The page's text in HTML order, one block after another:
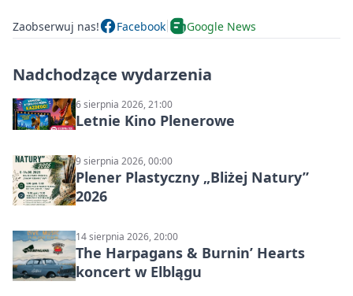
Zaobserwuj nas! Facebook Google News
Nadchodzące wydarzenia
6 sierpnia 2026, 21:00
Letnie Kino Plenerowe
9 sierpnia 2026, 00:00
Plener Plastyczny „Bliżej Natury”
2026
14 sierpnia 2026, 20:00
The Harpagans & Burnin’ Hearts
koncert w Elblągu